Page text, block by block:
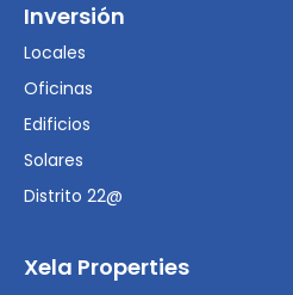
Inversión
Locales
Oficinas
Edificios
Solares
Distrito 22@
Xela Properties